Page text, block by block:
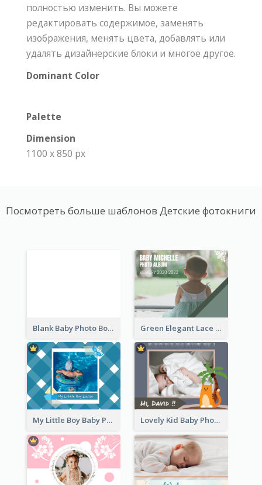
полностью изменить. Вы можете
редактировать содержимое, заменять
изображения, менять цвета, добавлять или
удалять дизайнерские блоки и многое другое.
Dominant Color
Palette
Dimension
1100 x 850 px
Посмотреть больше шаблонов Детские фотокниги
Blank Baby Photo Book Green Elegant Lace Baby Photo Book
My Little Boy Baby Photo Book Lovely Kid Baby Photo Book